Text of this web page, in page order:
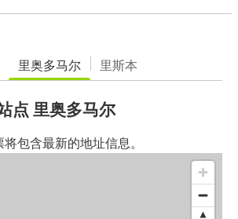
里奥多马尔 里斯本
点 里奥多马尔
包含最新的地址信息。